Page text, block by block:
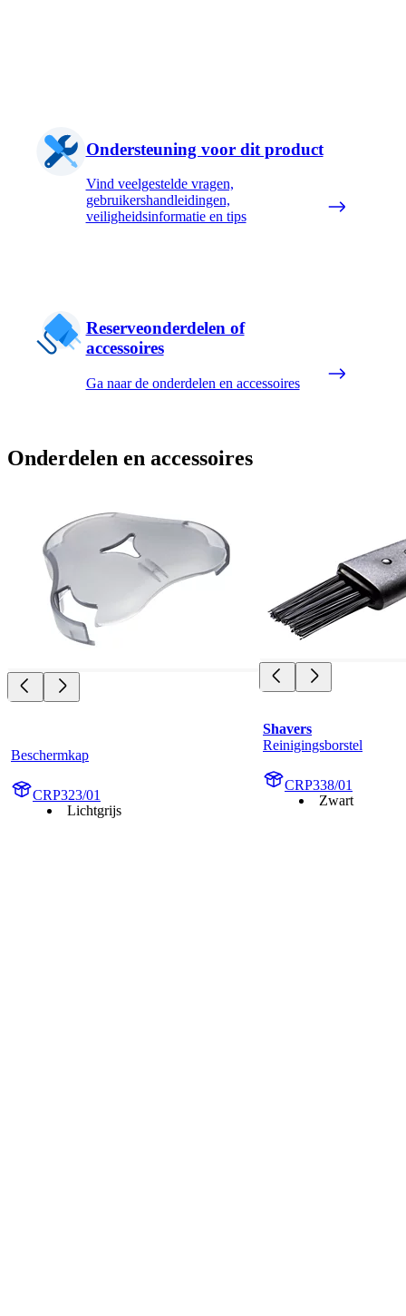
Ondersteuning voor dit product
Vind veelgestelde vragen,
gebruikershandleidingen,
veiligheidsinformatie en tips
Reserveonderdelen of
accessoires
Ga naar de onderdelen en accessoires
Onderdelen en accessoires
Beschermkap
CRP323/01
Lichtgrijs
Shavers
Reinigingsborstel
CRP338/01
Zwart